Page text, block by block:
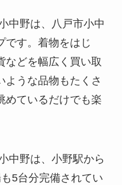
中野は、八戸市小中
です。着物をはじ
などを幅広く買い取
ような品物もたくさ
めているだけでも楽
中野は、小野駅から
5台分完備されてい